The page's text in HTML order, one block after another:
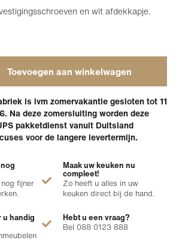
en wit afdekkapje.
Toevoegen aan winkelwagen
is ivm zomervakantie gesloten tot 11
Na deze zomersluiting worden deze
pakketdienst vanuit Duitsland
voor de langere levertermijn.
fijner
Maak uw keuken nu
compleet!
Zo heeft u alles in uw
keuken direct bij de hand.
u handig
Hebt u een vraag?
Bel 088 0123 888